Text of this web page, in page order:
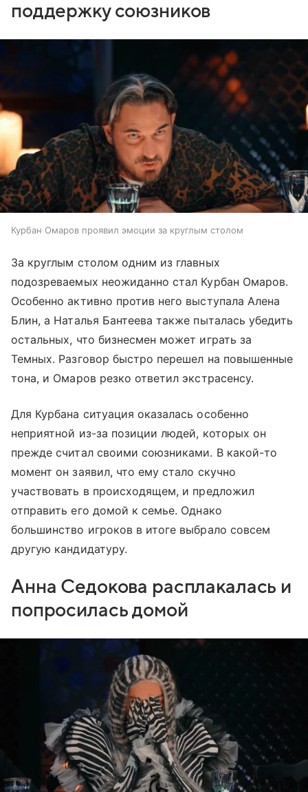
поддержку союзников
Курбан Омаров проявил эмоции за круглым столом
За круглым столом одним из главных
подозреваемых неожиданно стал Курбан Омаров.
Особенно активно против него выступала Алена
Блин, а Наталья Бантеева также пыталась убедить
остальных, что бизнесмен может играть за
Темных. Разговор быстро перешел на повышенные
тона, и Омаров резко ответил экстрасенсу.
Для Курбана ситуация оказалась особенно
неприятной из-за позиции людей, которых он
прежде считал своими союзниками. В какой-то
момент он заявил, что ему стало скучно
участвовать в происходящем, и предложил
отправить его домой к семье. Однако
большинство игроков в итоге выбрало совсем
другую кандидатуру.
Анна Седокова расплакалась и
попросилась домой